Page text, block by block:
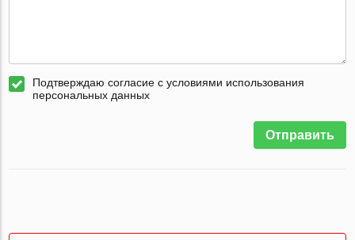
Подтверждаю согласие с условиями использования
персональных данных
Отправить